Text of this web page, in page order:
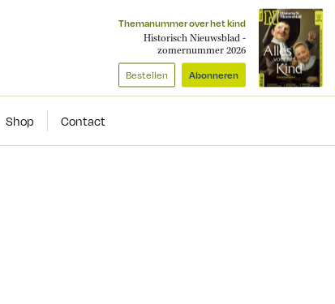
Themanummer over het kind
Historisch Nieuwsblad -
zomernummer 2026
Bestellen Abonneren
Shop Contact